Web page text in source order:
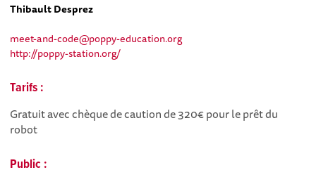
Thibault Desprez
meet-and-code@poppy-education.org
http://poppy-station.org/
Tarifs :
Gratuit avec chèque de caution de 320€ pour le prêt du
robot
Public :